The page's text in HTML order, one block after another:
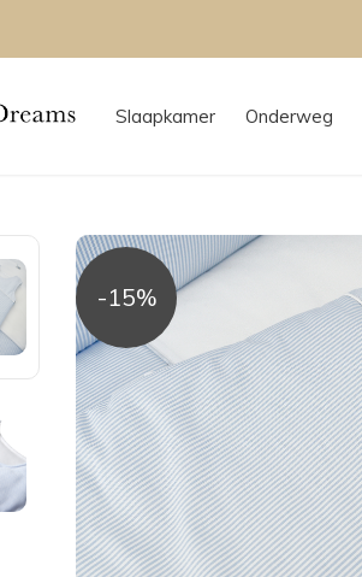
Slaapkamer Onderweg
-15%